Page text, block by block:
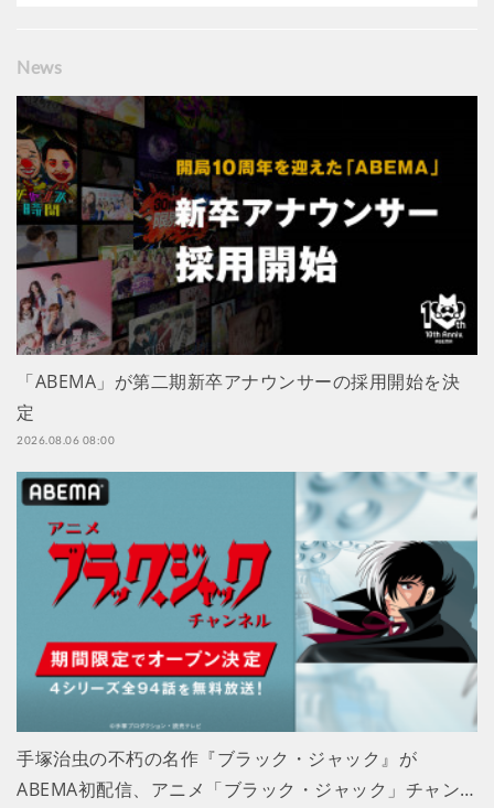
News
「ABEMA」が第二期新卒アナウンサーの採用開始を決
定
2026.08.06 08:00
手塚治虫の不朽の名作『ブラック・ジャック』が
ABEMA初配信、アニメ「ブラック・ジャック」チャン…